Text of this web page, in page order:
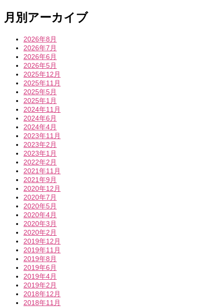
月別アーカイブ
2026年8月
2026年7月
2026年6月
2026年5月
2025年12月
2025年11月
2025年5月
2025年1月
2024年11月
2024年6月
2024年4月
2023年11月
2023年2月
2023年1月
2022年2月
2021年11月
2021年9月
2020年12月
2020年7月
2020年5月
2020年4月
2020年3月
2020年2月
2019年12月
2019年11月
2019年8月
2019年6月
2019年4月
2019年2月
2018年12月
2018年11月